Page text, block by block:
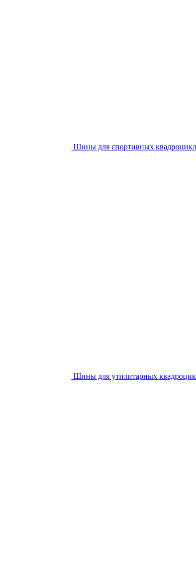
Шины для спортивных
Шины для утилитарных